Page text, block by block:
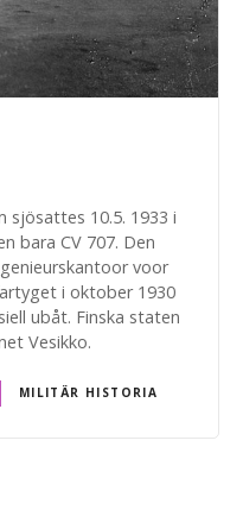
sjösattes 10.5. 1933 i
bara CV 707. Den
voor
i oktober 1930
ubåt. Finska staten
Vesikko.
MILITÄR HISTORIA